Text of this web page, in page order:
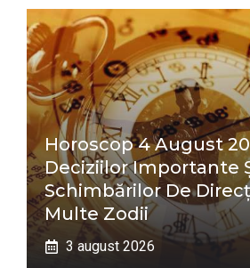
Horoscop 4 August
Deciziilor Importante
Schimbărilor De
Multe Zodii
3 august 2026